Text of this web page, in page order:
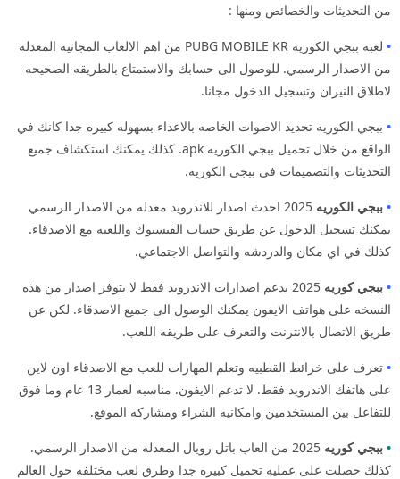
من التحديثات والخصائص ومنها :
•
لعبه ببجي الكوريه PUBG MOBILE KR من اهم الالعاب المجانيه المعدله
من الاصدار الرسمي. للوصول الى حسابك والاستمتاع بالطريقه الصحيحه
لاطلاق النيران وتسجيل الدخول مجانا.
• ببجي الكوريه تحديد الاصوات الخاصه بالاعداء بسهوله كبيره جدا كانك في
الواقع من خلال تحميل ببجي الكوريه apk. كذلك يمكنك استكشاف جميع
التحديثات والتصميمات في ببجي الكوريه.
• ببجي الكوريه
2025 احدث اصدار للاندرويد معدله من الاصدار الرسمي
يمكنك تسجيل الدخول عن طريق حساب الفيسبوك واللعبه مع الاصدقاء.
كذلك في اي مكان والدردشه والتواصل الاجتماعي.
• ببجي كوريه
2025 يدعم اصدارات الاندرويد فقط لا يتوفر اصدار من هذه
النسخه على هواتف الايفون يمكنك الوصول الى جميع الاصدقاء. لكن عن
طريق الاتصال بالانترنت والتعرف على طريقه اللعب.
• تعرف على خرائط القطبيه وتعلم المهارات للعب مع الاصدقاء اون لاين
على هاتفك الاندرويد فقط. لا تدعم الايفون. مناسبه لعمار 13 عام وما فوق
للتفاعل بين المستخدمين وامكانيه الشراء ومشاركه الموقع.
• ببجي كوريه
2025 من العاب باتل رويال المعدله من الاصدار الرسمي.
كذلك حصلت على عمليه تحميل كبيره جدا وطرق لعب مختلفه حول العالم